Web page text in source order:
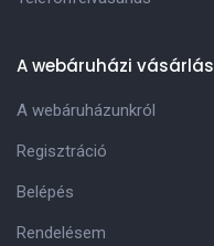
A webáruházi vásárlás
A webáruházunkról
Regisztráció
Belépés
Rendelésem